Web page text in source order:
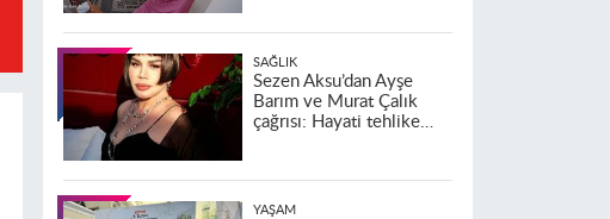
SAĞLIK
Sezen Aksu’dan Ayşe
Barım ve Murat Çalık
çağrısı: Hayati tehlike
YAŞAM